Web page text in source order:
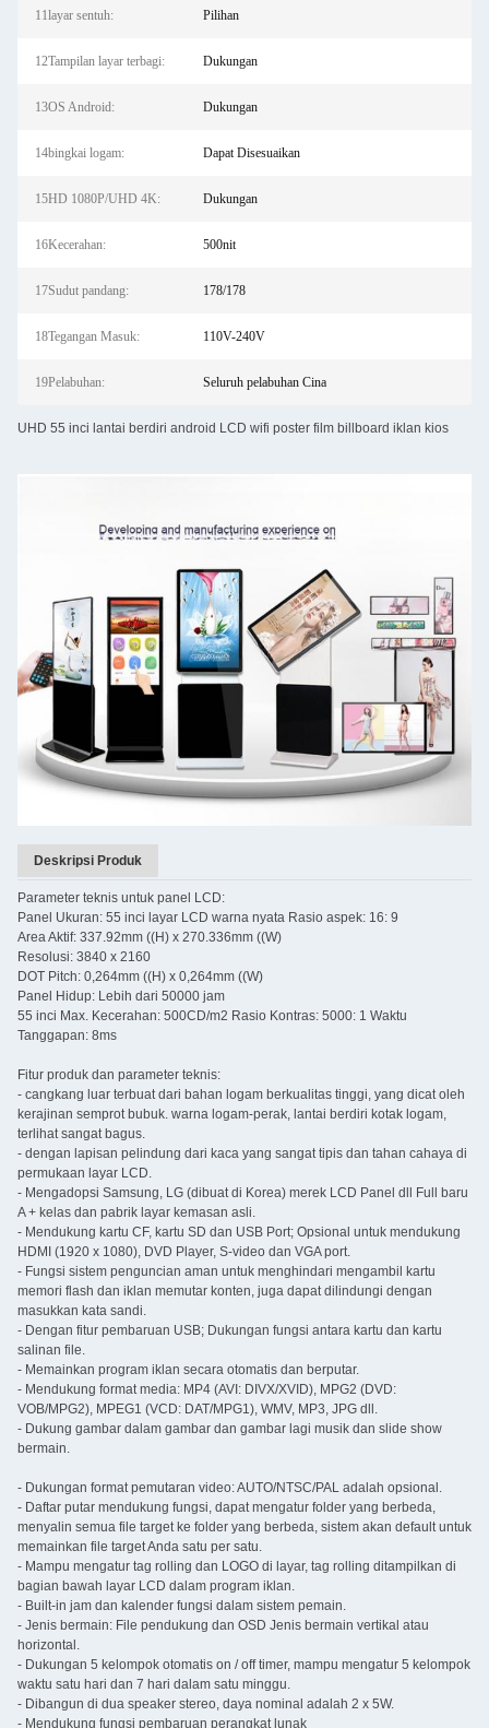
11layar sentuh: Pilihan
12Tampilan layar terbagi: Dukungan
13OS Android: Dukungan
14bingkai logam: Dapat Disesuaikan
15HD 1080P/UHD 4K: Dukungan
16Kecerahan: 500nit
17Sudut pandang: 178/178
18Tegangan Masuk: 110V-240V
19Pelabuhan: Seluruh pelabuhan Cina
UHD 55 inci lantai berdiri android LCD wifi poster film billboard iklan kios
Deskripsi Produk
Parameter teknis untuk panel LCD:
Panel Ukuran: 55 inci layar LCD warna nyata Rasio aspek: 16: 9
Area Aktif: 337.92mm ((H) x 270.336mm ((W)
Resolusi: 3840 x 2160
DOT Pitch: 0,264mm ((H) x 0,264mm ((W)
Panel Hidup: Lebih dari 50000 jam
55 inci Max. Kecerahan: 500CD/m2 Rasio Kontras: 5000: 1 Waktu
Tanggapan: 8ms
Fitur produk dan parameter teknis:
- cangkang luar terbuat dari bahan logam berkualitas tinggi, yang dicat oleh
kerajinan semprot bubuk. warna logam-perak, lantai berdiri kotak logam,
terlihat sangat bagus.
- dengan lapisan pelindung dari kaca yang sangat tipis dan tahan cahaya di
permukaan layar LCD.
- Mengadopsi Samsung, LG (dibuat di Korea) merek LCD Panel dll Full baru
A + kelas dan pabrik layar kemasan asli.
- Mendukung kartu CF, kartu SD dan USB Port; Opsional untuk mendukung
HDMI (1920 x 1080), DVD Player, S-video dan VGA port.
- Fungsi sistem penguncian aman untuk menghindari mengambil kartu
memori flash dan iklan memutar konten, juga dapat dilindungi dengan
masukkan kata sandi.
- Dengan fitur pembaruan USB; Dukungan fungsi antara kartu dan kartu
salinan file.
- Memainkan program iklan secara otomatis dan berputar.
- Mendukung format media: MP4 (AVI: DIVX/XVID), MPG2 (DVD:
VOB/MPG2), MPEG1 (VCD: DAT/MPG1), WMV, MP3, JPG dll.
- Dukung gambar dalam gambar dan gambar lagi musik dan slide show
bermain.
- Dukungan format pemutaran video: AUTO/NTSC/PAL adalah opsional.
- Daftar putar mendukung fungsi, dapat mengatur folder yang berbeda,
menyalin semua file target ke folder yang berbeda, sistem akan default untuk
memainkan file target Anda satu per satu.
- Mampu mengatur tag rolling dan LOGO di layar, tag rolling ditampilkan di
bagian bawah layar LCD dalam program iklan.
- Built-in jam dan kalender fungsi dalam sistem pemain.
- Jenis bermain: File pendukung dan OSD Jenis bermain vertikal atau
horizontal.
- Dukungan 5 kelompok otomatis on / off timer, mampu mengatur 5 kelompok
waktu satu hari dan 7 hari dalam satu minggu.
- Dibangun di dua speaker stereo, daya nominal adalah 2 x 5W.
- Mendukung fungsi pembaruan perangkat lunak